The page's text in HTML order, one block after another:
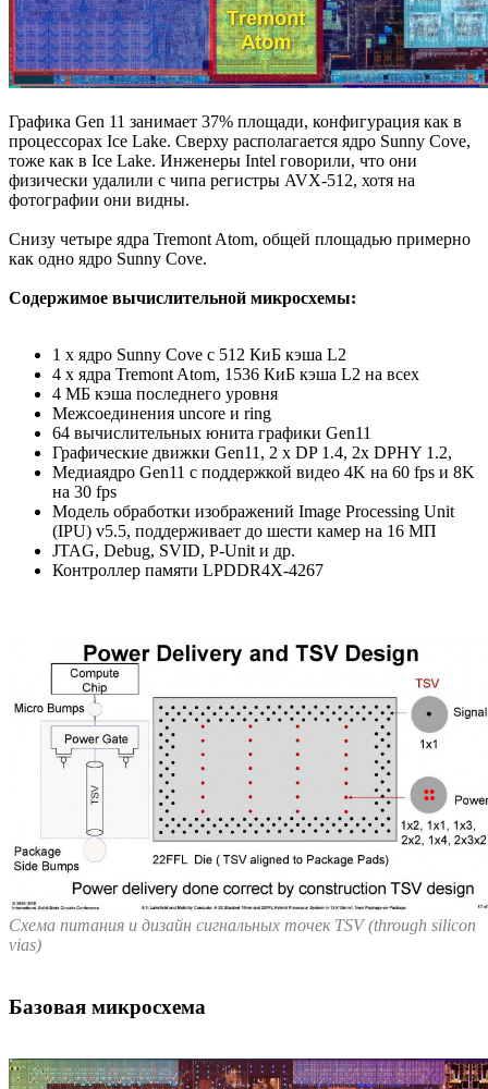
Графика Gen 11 занимает 37% площади, конфигурация как в
процессорах Ice Lake. Сверху располагается ядро Sunny Cove,
тоже как в Ice Lake. Инженеры Intel говорили, что они
физически удалили с чипа регистры AVX-512, хотя на
фотографии они видны.
Снизу четыре ядра Tremont Atom, общей площадью примерно
как одно ядро Sunny Cove.
Cодержимое вычислительной микросхемы:
1 x ядро Sunny Cove с 512 КиБ кэша L2
4 x ядра Tremont Atom, 1536 КиБ кэша L2 на всех
4 МБ кэша последнего уровня
Межсоединения uncore и ring
64 вычислительных юнита графики Gen11
Графические движки Gen11, 2 x DP 1.4, 2x DPHY 1.2,
Медиаядро Gen11 с поддержкой видео 4K на 60 fps и 8K
на 30 fps
Модель обработки изображений Image Processing Unit
(IPU) v5.5, поддерживает до шести камер на 16 МП
JTAG, Debug, SVID, P-Unit и др.
Контроллер памяти LPDDR4X-4267
Схема питания и дизайн сигнальных точек TSV (through silicon
vias)
Базовая микросхема